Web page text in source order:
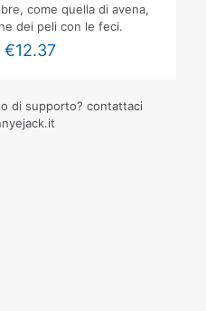
come quella di avena,
dei peli con le feci.
€12.37
di supporto? contattaci